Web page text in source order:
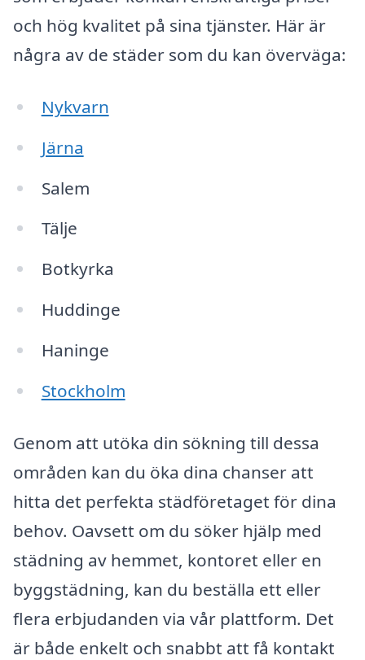
och hög kvalitet på sina tjänster. Här är
några av de städer som du kan överväga:
Nykvarn
Järna
Salem
Tälje
Botkyrka
Huddinge
Haninge
Stockholm
Genom att utöka din sökning till dessa
områden kan du öka dina chanser att
hitta det perfekta städföretaget för dina
behov. Oavsett om du söker hjälp med
städning av hemmet, kontoret eller en
byggstädning, kan du beställa ett eller
flera erbjudanden via vår plattform. Det
är både enkelt och snabbt att få kontakt